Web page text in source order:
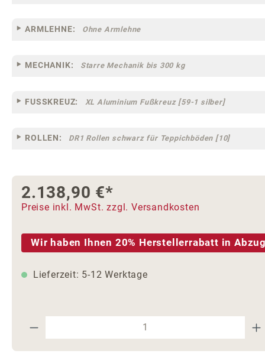
ARMLEHNE: Ohne Armlehne
MECHANIK: Starre Mechanik bis 300 kg
FUSSKREUZ: XL Aluminium Fußkreuz [59-1 silber]
ROLLEN: DR1 Rollen schwarz für Teppichböden [10]
2.138,90 €*
Preise inkl. MwSt. zzgl. Versandkosten
Wir haben Ihnen 20% Herstellerrabatt in
Lieferzeit: 5-12 Werktage
Produkt Anzahl: Gib den